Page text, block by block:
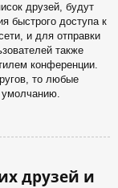
друзей, будут
быстрого доступа к
и для отправки
также
конференции.
то любые
умолчанию.
друзей и